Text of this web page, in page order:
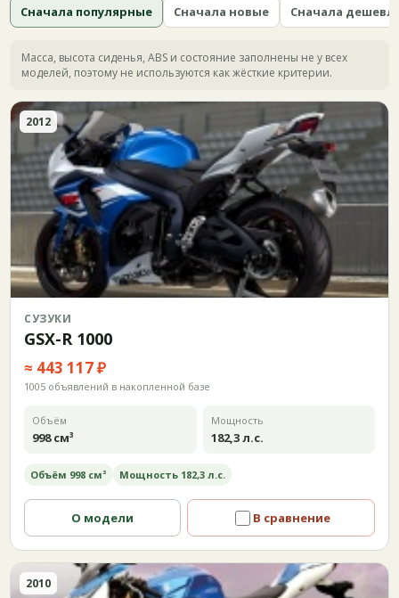
Сначала популярные
Сначала новые Сначала
Масса, высота сиденья, ABS и состояние заполнены не у всех
моделей, поэтому не используются как жёсткие критерии.
2012
СУЗУКИ
GSX-R 1000
≈ 443 117 ₽
1005 объявлений в накопленной базе
Объём
998 см³
Мощность
182,3 л.с.
Объём 998 см³ Мощность 182,3 л.с.
О модели В сравнение
2010